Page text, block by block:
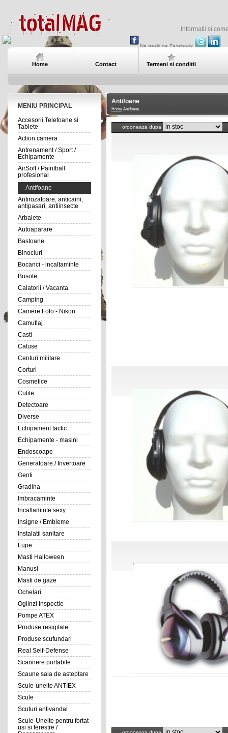
Informatii si
Ne gasiti pe Facebook
Home Contact Termeni si conditii
MENIU PRINCIPAL
Accesorii Telefoane si
Tablete
Action camera
Antrenament / Sport /
Echipamente
AirSoft / Paintball
profesional
Antifoane
Antirozatoare, anticaini,
antipasari, antiinsecte
Arbalete
Autoaparare
Bastoane
Binocluri
Bocanci - incaltaminte
Busole
Calatorii / Vacanta
Camping
Camere Foto - Nikon
Camuflaj
Casti
Catuse
Centuri militare
Corturi
Cosmetice
Cutite
Detectoare
Diverse
Echipament tactic
Echipamente - masini
Endoscoape
Generatoare / Invertoare
Genti
Gradina
Imbracaminte
Incaltaminte sexy
Insigne / Embleme
Instalatii sanitare
Lupe
Masti Halloween
Manusi
Masti de gaze
Ochelari
Oglinzi Inspectie
Pompe ATEX
Produse resigilate
Produse scufundari
Real Self-Defense
Scannere portabile
Scaune sala de asteptare
Scule-unelte ANTIEX
Scule
Scuturi antivandal
Scule-Unelte pentru fortat
usi si ferestre /
Antifoane
HomeAntifoane
ordoneaza dupa